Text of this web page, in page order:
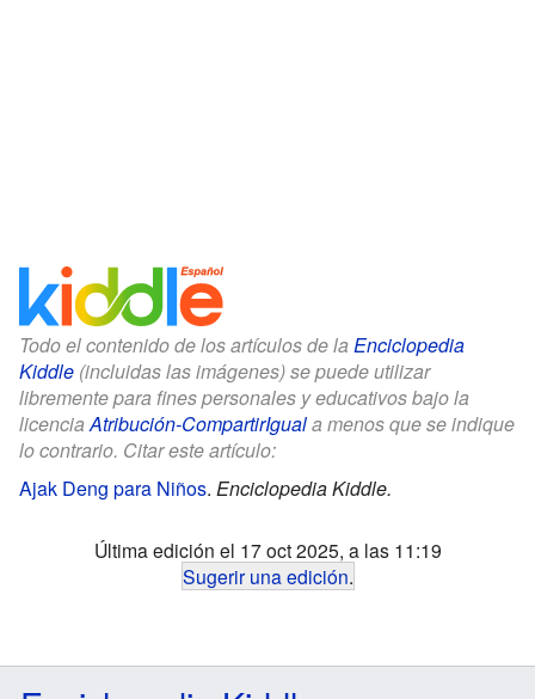
Todo el contenido de los artículos de la Enciclopedia
Kiddle (incluidas las imágenes) se puede utilizar
libremente para fines personales y educativos bajo la
licenciaAtribución-CompartirIguala menos que se indique
lo contrario. Citar este artículo:
Ajak Deng para Niños. Enciclopedia Kiddle.
Última edición el 17 oct 2025, a las 11:19
Sugerir una edición.